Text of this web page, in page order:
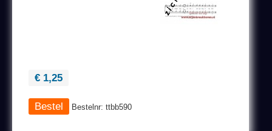
€ 1,25
Bestelnr: ttbb590